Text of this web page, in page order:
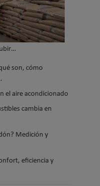
son, cómo
el aire acondicionado
cambia en
Medición y
eficiencia y